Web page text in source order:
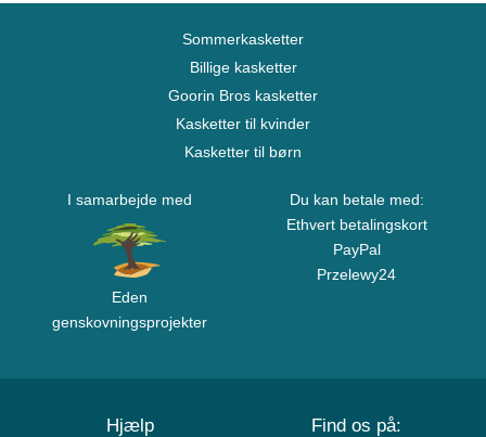
Sommerkasketter
Billige kasketter
Goorin Bros kasketter
Kasketter til kvinder
Kasketter til børn
I samarbejde med
Eden
genskovningsprojekter
Du kan betale med:
Ethvert betalingskort
PayPal
Przelewy24
Hjælp Find os på: